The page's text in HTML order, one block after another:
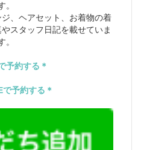
。
、ヘアセット、お着物の着
スタッフ日記を載せていま
。
予約する＊
で予約する＊